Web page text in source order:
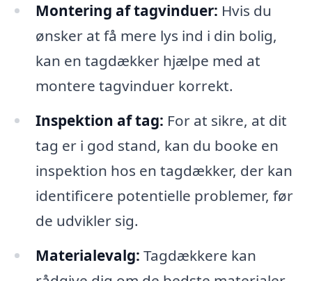
Montering af tagvinduer: Hvis du
ønsker at få mere lys ind i din bolig,
kan en tagdækker hjælpe med at
montere tagvinduer korrekt.
Inspektion af tag: For at sikre, at dit
tag er i god stand, kan du booke en
inspektion hos en tagdækker, der kan
identificere potentielle problemer, før
de udvikler sig.
Materialevalg: Tagdækkere kan